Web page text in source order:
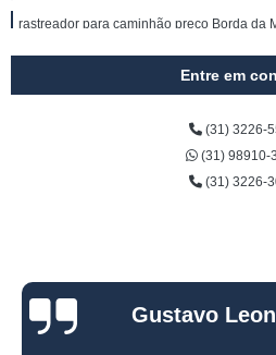
rastreador para caminhão preço Borda da
preço de instalação de rastreador em
rastreador para caminhão via satélite
rastreador via satélite para caminhão Dias
rastreador veicular para caminhões São
preço de rastreador satelital para
Entre em
(31) 3226-
(31) 98910-
(31) 3226-
Gustavo